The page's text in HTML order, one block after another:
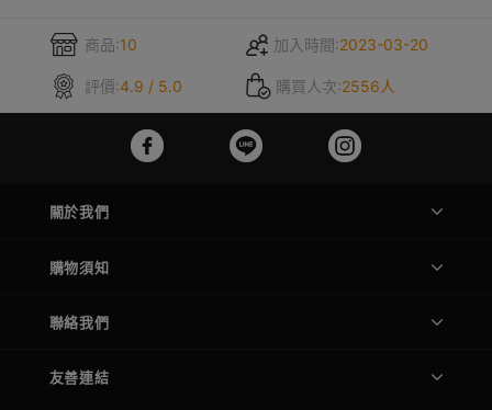
商品:10 加入時間:2023-03-20
評價:4.9 / 5.0 購買人次:2556人
關於我們
購物須知
聯絡我們
友善連結